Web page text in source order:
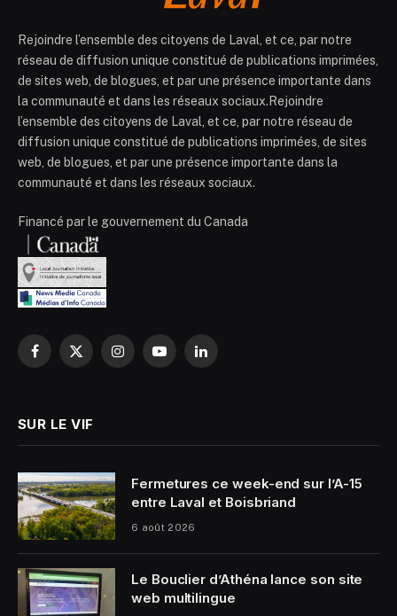
Rejoindre l’ensemble des citoyens de Laval, et ce, par notre
réseau de diffusion unique constitué de publications imprimées,
de sites web, de blogues, et par une présence importante dans
la communauté et dans les réseaux sociaux.Rejoindre
l’ensemble des citoyens de Laval, et ce, par notre réseau de
diffusion unique constitué de publications imprimées, de sites
web, de blogues, et par une présence importante dans la
communauté et dans les réseaux sociaux.
Financé par le gouvernement du Canada
Facebook
X
InstagramYouTubeLinkedIn
SUR LE VIF
Fermetures ce week-end sur l’A-15
entre Laval et Boisbriand
6 août 2026
Le Bouclier d’Athéna lance son site
web multilingue